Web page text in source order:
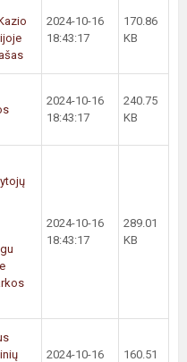
2024-10-16
18:43:17
170.86
KB
2024-10-16
18:43:17
240.75
KB
2024-10-16
18:43:17
289.01
KB
2024-10-16
160.51